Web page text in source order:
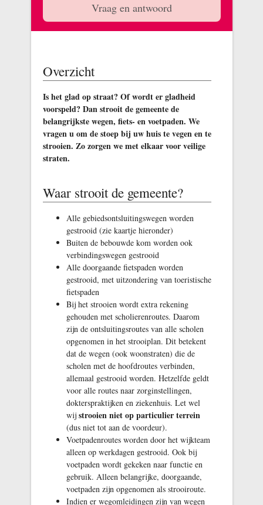
Vraag en antwoord
Overzicht
Is het glad op straat? Of wordt er gladheid
voorspeld? Dan strooit de gemeente de
belangrijkste wegen, fiets- en voetpaden. We
vragen u om de stoep bij uw huis te vegen en te
strooien. Zo zorgen we met elkaar voor veilige
straten.
Waar strooit de gemeente?
Alle gebiedsontsluitingswegen worden
gestrooid (zie kaartje hieronder)
Buiten de bebouwde kom worden ook
verbindingswegen gestrooid
Alle doorgaande fietspaden worden
gestrooid, met uitzondering van toeristische
fietspaden
Bij het strooien wordt extra rekening
gehouden met scholierenroutes. Daarom
zijn de ontsluitingsroutes van alle scholen
opgenomen in het strooiplan. Dit betekent
dat de wegen (ook woonstraten) die de
scholen met de hoofdroutes verbinden,
allemaal gestrooid worden. Hetzelfde geldt
voor alle routes naar zorginstellingen,
dokterspraktijken en ziekenhuis. Let wel
wij strooien niet op particulier terrein
(dus niet tot aan de voordeur).
Voetpadenroutes worden door het wijkteam
alleen op werkdagen gestrooid. Ook bij
voetpaden wordt gekeken naar functie en
gebruik. Alleen belangrijke, doorgaande,
voetpaden zijn opgenomen als strooiroute.
Indien er wegomleidingen zijn van wegen